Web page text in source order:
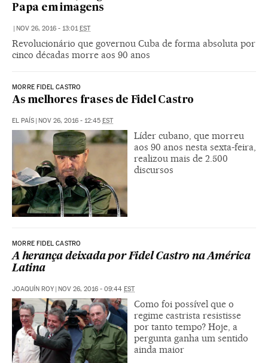
Papa em imagens
| NOV 26, 2016 - 13:01 EST
Revolucionário que governou Cuba de forma absoluta por
cinco décadas morre aos 90 anos
MORRE FIDEL CASTRO
As melhores frases de Fidel Castro
EL PAÍS | NOV 26, 2016 - 12:45 EST
Líder cubano, que morreu
aos 90 anos nesta sexta-feira,
realizou mais de 2.500
discursos
MORRE FIDEL CASTRO
A herança deixada por Fidel Castro na América
Latina
JOAQUÍN ROY | NOV 26, 2016 - 09:44 EST
Como foi possível que o
regime castrista resistisse
por tanto tempo? Hoje, a
pergunta ganha um sentido
ainda maior